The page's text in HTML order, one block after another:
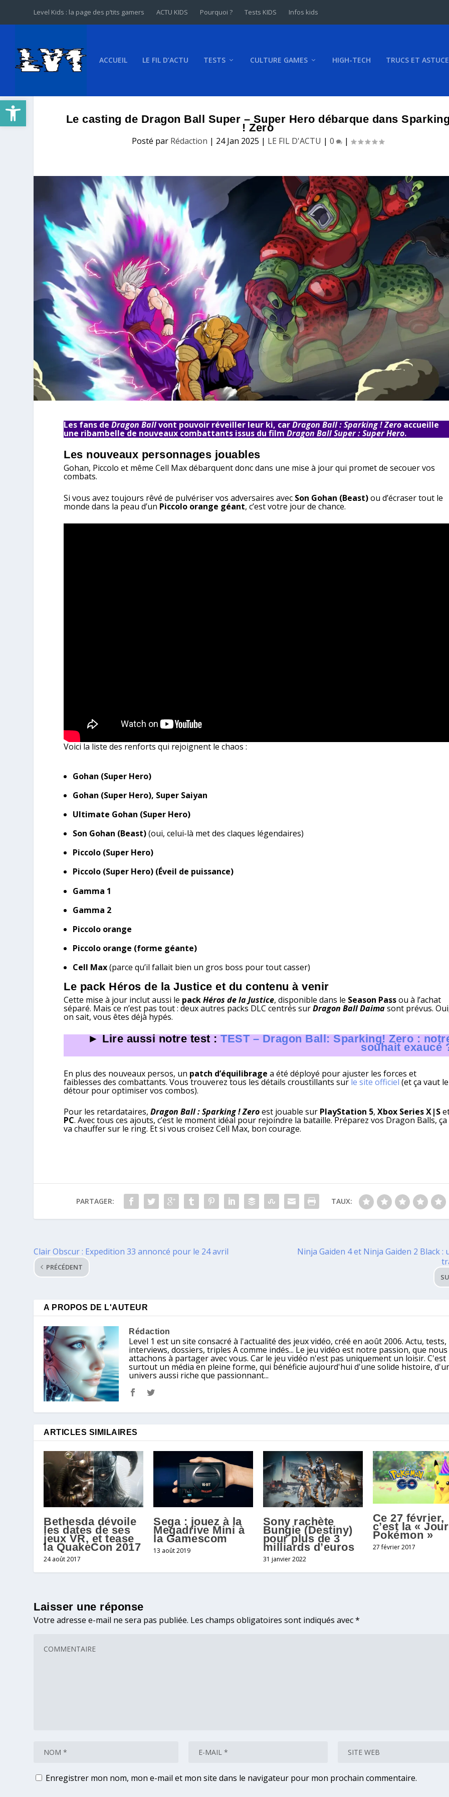
Ouvrir la barre d’outils
Level Kids : la page des p’tits gamers ACTU KIDS Pourquoi ? Tests KIDS Infos kids
ACCUEIL LE FIL D’ACTU TESTS CULTURE GAMES HIGH-TECH TRUCS ET
Le casting de Dragon Ball Super – Super Hero débarque dans Sparking
! Zero
Posté par Rédaction | 24 Jan 2025 | LE FIL D'ACTU |0 |
Les fans deDragon Ballvont pouvoir réveiller leur ki, carDragon Ball : Sparking ! Zeroaccueille
une ribambelle de nouveaux combattants issus du filmDragon Ball Super : Super Hero.
Les nouveaux personnages jouables
Gohan, Piccolo et même Cell Max débarquent donc dans une mise à jour qui promet de secouer vos
combats.
Si vous avez toujours rêvé de pulvériser vos adversaires avec Son Gohan (Beast)ou d’écraser tout le
monde dans la peau d’un Piccolo orange géant, c’est votre jour de chance.
Voici la liste des renforts qui rejoignent le chaos :
Gohan (Super Hero)
Gohan (Super Hero), Super Saiyan
Ultimate Gohan (Super Hero)
Son Gohan (Beast)(oui, celui-là met des claques légendaires)
Piccolo (Super Hero)
Piccolo (Super Hero) (Éveil de puissance)
Gamma 1
Gamma 2
Piccolo orange
Piccolo orange (forme géante)
Cell Max(parce qu’il fallait bien un gros boss pour tout casser)
Le pack Héros de la Justice et du contenu à venir
Cette mise à jour inclut aussi le packHéros de la Justice, disponible dans le Season Passou à l’achat
séparé. Mais ce n’est pas tout : deux autres packs DLC centrés surDragon Ball Daimasont prévus.
on sait, vous êtes déjà hypés.
► Lire aussi notre test :TEST – Dragon Ball: Sparking! Zero :
souhait exaucé
En plus des nouveaux persos, un patch d’équilibrage a été déployé pour ajuster les forces et
faiblesses des combattants. Vous trouverez tous les détails croustillants sur le site officiel (et ça vaut le
détour pour optimiser vos combos).
Pour les retardataires,Dragon Ball : Sparking ! Zeroest jouable sur PlayStation 5,Xbox Series X|S
PC. Avec tous ces ajouts, c’est le moment idéal pour rejoindre la bataille. Préparez vos Dragon Balls, ça
va chauffer sur le ring. Et si vous croisez Cell Max, bon courage.
PARTAGER: TAUX:
Clair Obscur : Expedition 33 annoncé pour le 24 avril
PRÉCÉDENT
Ninja Gaiden 4 et Ninja Gaiden 2 Black
A PROPOS DE L'AUTEUR
Rédaction
Level 1 est un site consacré à l'actualité des jeux vidéo, créé en août 2006. Actu, tests,
interviews, dossiers, triples A comme indés... Le jeu vidéo est notre passion, que
attachons à partager avec vous. Car le jeu vidéo n'est pas uniquement un loisir. C'est
surtout un média en pleine forme, qui bénéficie aujourd'hui d'une solide histoire,
univers aussi riche que passionnant...
ARTICLES SIMILAIRES
Bethesda dévoile
les dates de ses
jeux VR, et tease
la QuakeCon 2017
24 août 2017
Sega : jouez à la
Megadrive Mini à
la Gamescom
13 août 2019
Sony rachète
Bungie (Destiny)
pour plus de 3
milliards d’euros
31 janvier 2022
Ce 27 février,
c’est la «
Pokémon »
27 février 2017
Laisser une réponse
Votre adresse e-mail ne sera pas publiée. Les champs obligatoires sont indiqués avec*
Enregistrer mon nom, mon e-mail et mon site dans le navigateur pour mon prochain commentaire.